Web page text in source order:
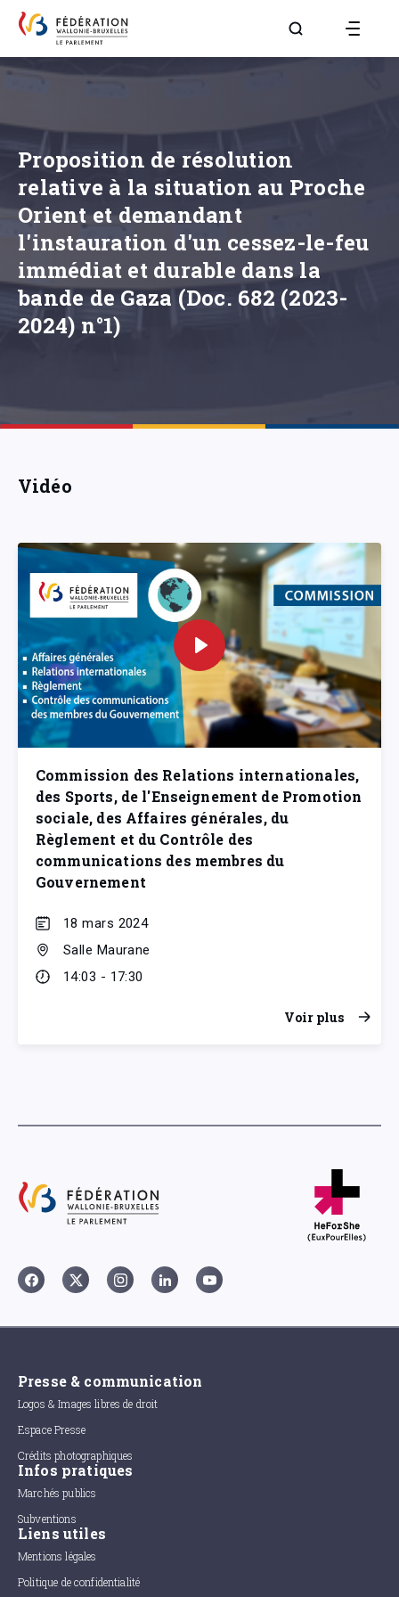
Aller à la page
Proposition de résolution
relative à la situation au Proche
Orient et demandant
l'instauration d'un cessez-le-feu
immédiat et durable dans la
bande de Gaza (Doc. 682 (2023-
2024) n°1)
Vidéo
Commission des Relations internationales,
des Sports, de l'Enseignement de Promotion
sociale, des Affaires générales, du
Règlement et du Contrôle des
communications des membres du
Gouvernement
18 mars 2024
Salle Maurane
14:03 - 17:30
Voir plus
Presse & communication
Logos & Images libres de droit
Espace Presse
Crédits photographiques
Infos pratiques
Marchés publics
Subventions
Liens utiles
Mentions légales
Politique de confidentialité